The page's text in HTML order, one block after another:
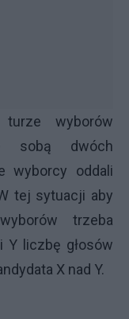
wyborów
sobą dwóch
wyborcy oddali
tej sytuacji aby
trzeba
Y liczbę głosów
X nad Y.